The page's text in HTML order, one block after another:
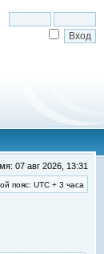
07 авг 2026, 13:31
пояс: UTC + 3 часа